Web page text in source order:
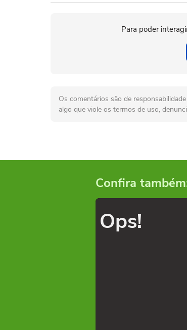
Para poder
Os comentários são de
algo que viole os termos de uso,
Confira
Ops!